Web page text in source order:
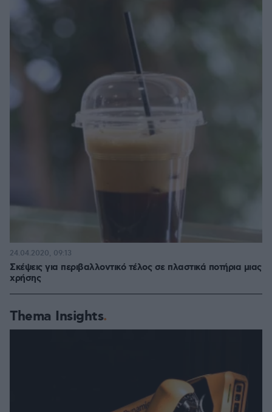
Σκέψεις για περιβαλλοντικό τέλος σε πλαστικά ποτήρια μιας
χρήσης
24.04.2020, 09:13
Thema Insights